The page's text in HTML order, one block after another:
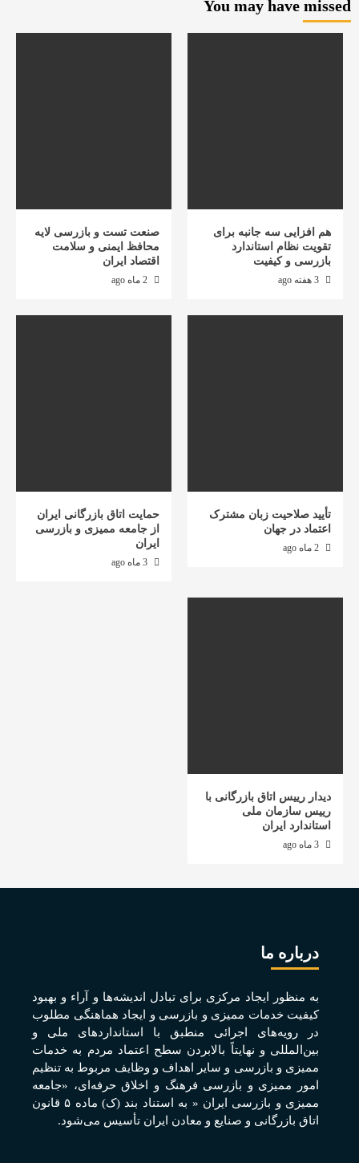
You may have missed
هم افزایی سه جانبه برای
تقویت نظام استاندارد
بازرسی و کیفیت
صنعت تست و بازرسی لایه
محافظ ایمنی و سلامت
اقتصاد ایران
تأیید صلاحیت زبان مشترک
اعتماد در جهان
حمایت اتاق بازرگانی ایران
از جامعه ممیزی و بازرسی
ایران
دیدار رییس اتاق بازرگانی با
رییس سازمان ملی
استاندارد ایران
درباره ما
به منظور ايجاد مرکزی برای تبادل انديشه‌ها و آراء و بهبود
کيفيت خدمات مميزی و بازرسی و ايجاد هماهنگی مطلوب
در رويه‌های اجرائی منطبق با استانداردهای ملی و
بين‌المللی و نهايتاً بالابردن سطح اعتماد مردم به خدمات
مميزی و بازرسی و ساير اهداف و وظايف مربوط به تنظيم
امور مميزی و بازرسی فرهنگ و اخلاق حرفه‌ای، «جامعه
مميزی و بازرسی ايران « به استناد بند (ک) ماده ۵ قانون
اتاق بازرگانی و صنايع و معادن ايران تأسيس می‌شود.